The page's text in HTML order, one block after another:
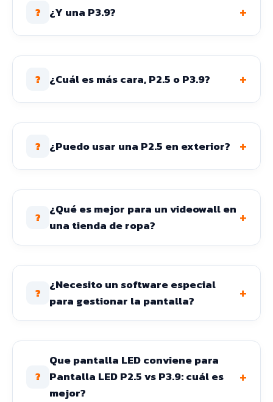
? ¿Y una P3.9? +
? ¿Cuál es más cara, P2.5 o P3.9? +
? ¿Puedo usar una P2.5 en exterior? +
?
¿Qué es mejor para un videowall en
una tienda de ropa?
+
?
¿Necesito un software especial
para gestionar la pantalla?
+
?
Que pantalla LED conviene para
Pantalla LED P2.5 vs P3.9: cuál es
mejor?
+